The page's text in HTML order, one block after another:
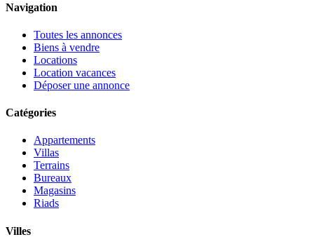
Navigation
Toutes les annonces
Biens à vendre
Locations
Location vacances
Déposer une annonce
Catégories
Appartements
Villas
Terrains
Bureaux
Magasins
Riads
Villes